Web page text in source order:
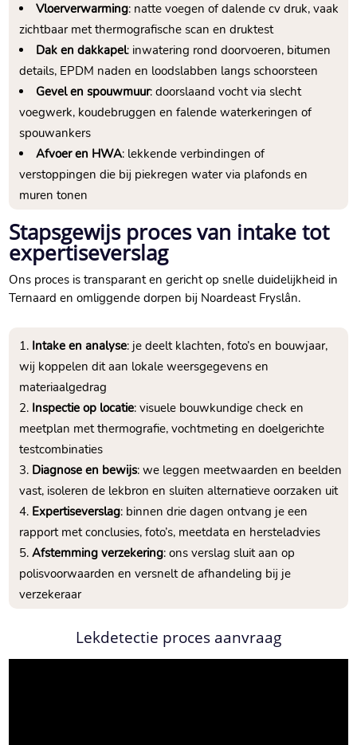
Vloerverwarming: natte voegen of dalende cv druk, vaak
zichtbaar met thermografische scan en druktest
Dak en dakkapel: inwatering rond doorvoeren, bitumen
details, EPDM naden en loodslabben langs schoorsteen
Gevel en spouwmuur: doorslaand vocht via slecht
voegwerk, koudebruggen en falende waterkeringen of
spouwankers
Afvoer en HWA: lekkende verbindingen of
verstoppingen die bij piekregen water via plafonds en
muren tonen
Stapsgewijs proces van intake tot
expertiseverslag
Ons proces is transparant en gericht op snelle duidelijkheid in
Ternaard en omliggende dorpen bij Noardeast Fryslân.
Intake en analyse: je deelt klachten, foto’s en bouwjaar,
wij koppelen dit aan lokale weersgegevens en
materiaalgedrag
Inspectie op locatie: visuele bouwkundige check en
meetplan met thermografie, vochtmeting en doelgerichte
testcombinaties
Diagnose en bewijs: we leggen meetwaarden en beelden
vast, isoleren de lekbron en sluiten alternatieve oorzaken uit
Expertiseverslag: binnen drie dagen ontvang je een
rapport met conclusies, foto’s, meetdata en hersteladvies
Afstemming verzekering: ons verslag sluit aan op
polisvoorwaarden en versnelt de afhandeling bij je
verzekeraar
Lekdetectie proces aanvraag